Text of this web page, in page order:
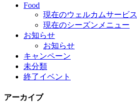
Food
現在のウェルカムサービス
現在のシーズンメニュー
お知らせ
お知らせ
キャンペーン
未分類
終了イベント
アーカイブ